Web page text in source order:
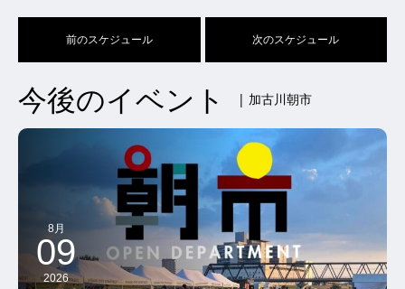
前のスケジュール 次のスケジュール
今後のイベント | 加古川朝市
8月
09
2026